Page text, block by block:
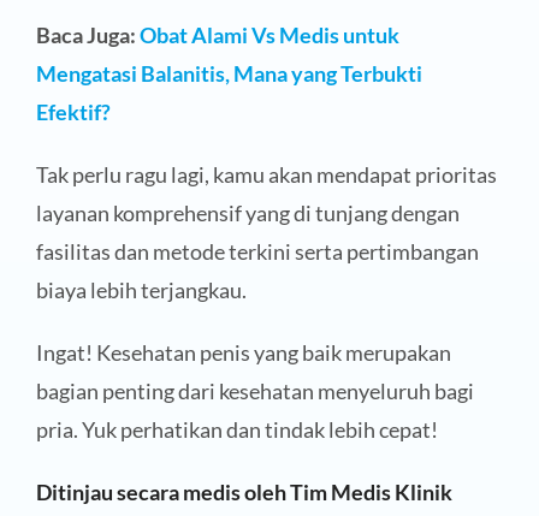
Baca Juga:Obat Alami Vs Medis untuk
Mengatasi Balanitis, Mana yang Terbukti
Efektif?
Tak perlu ragu lagi, kamu akan mendapat prioritas
layanan komprehensif yang di tunjang dengan
fasilitas dan metode terkini serta pertimbangan
biaya lebih terjangkau.
Ingat! Kesehatan penis yang baik merupakan
bagian penting dari kesehatan menyeluruh bagi
pria. Yuk perhatikan dan tindak lebih cepat!
Ditinjau secara medis oleh Tim Medis Klinik